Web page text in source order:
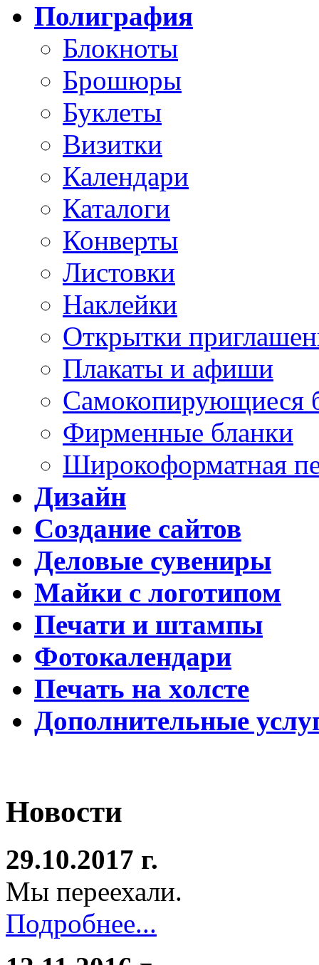
Полиграфия
Блокноты
Брошюры
Буклеты
Визитки
Календари
Каталоги
Конверты
Листовки
Наклейки
Открытки
Плакаты и афиши
Самокопирующиеся
Фирменные бланки
Широкоформатная
Дизайн
Создание сайтов
Деловые сувениры
Майки с логотипом
Печати и штампы
Фотокалендари
Печать на холсте
Дополнительные
Новости
29.10.2017 г.
Мы переехали.
Подробнее...